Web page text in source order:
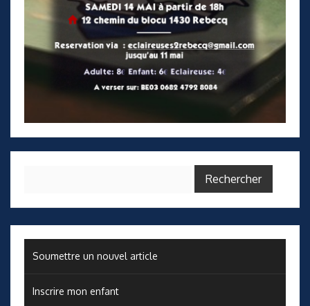
Soumettre un nouvel article
Inscrire mon enfant